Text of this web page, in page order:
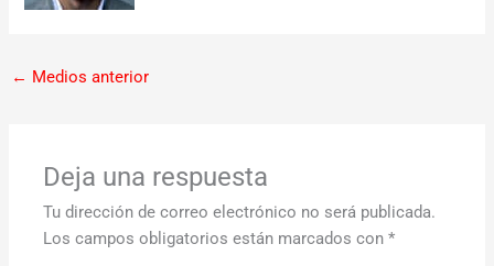
← Medios anterior
Deja una respuesta
Tu dirección de correo electrónico no será publicada.
Los campos obligatorios están marcados con*